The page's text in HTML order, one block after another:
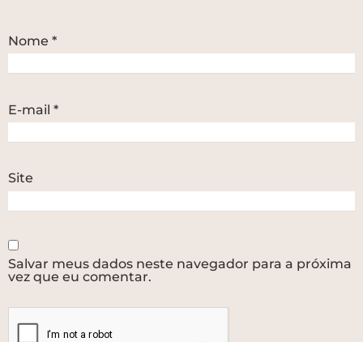
Nome *
E-mail *
Site
Salvar meus dados neste navegador para a próxima
vez que eu comentar.